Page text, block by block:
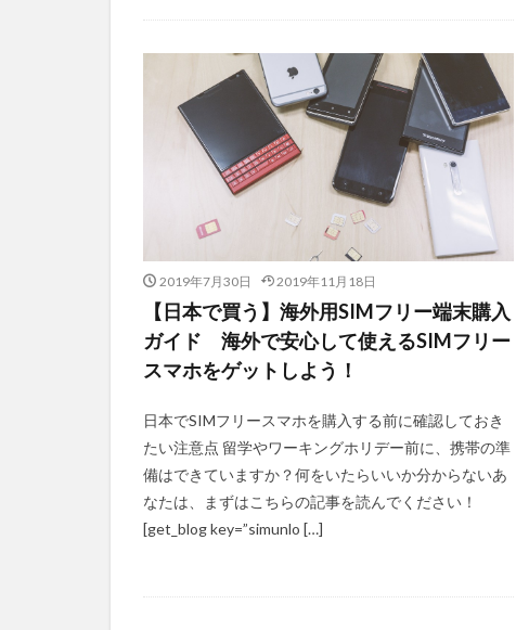
2019年7月30日 2019年11月18日
【日本で買う】海外用SIMフリー端末購入
ガイド 海外で安心して使えるSIMフリー
スマホをゲットしよう！
日本でSIMフリースマホを購入する前に確認しておき
たい注意点 留学やワーキングホリデー前に、携帯の準
備はできていますか？何をいたらいいか分からないあ
なたは、まずはこちらの記事を読んでください！
[get_blog key=”simunlo […]